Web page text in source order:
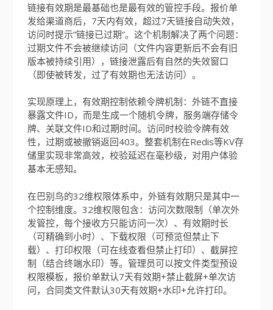
链接有效期是最基础也是最有效的管控手段。报价单
发给渠道商后，7天内有效，超过7天链接自动失效，
访问时提示”链接已过期”。这个机制解决了两个问题：
过期文件不会被继续访问（文件内容更新后不会有旧
版本被持续引用），链接泄露后有自然的失效窗口
（即使被转发，过了有效期也无法访问）。
实现原理上，有效期控制依赖令牌机制：外链不直接
暴露文件ID，而是生成一个随机令牌，服务端存储令
牌、关联文件ID和过期时间。访问时校验令牌有效
性，过期或被撤销返回403。整套机制在Redis等KV存
储里实现非常高效，校验延迟在毫秒级，对用户体验
基本无感知。
在巴别鸟的32维权限体系中，外链有效期只是其中一
个控制维度。32维权限包含：访问次数限制（单次外
发管控，每个接收方只能访问一次）、有效期时长
（可精确到小时）、下载权限（可预览但禁止下
载）、打印权限（可在线查看但禁止打印）、截屏控
制（结合终端水印）等。管理员可以按文件类型预设
权限模板，报价单默认7天有效期+禁止截屏+单次访
问，合同类文件默认30天有效期+水印+允许打印。